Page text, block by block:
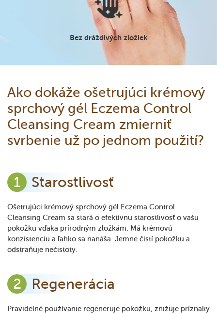
Bez dráždivých zložiek
Ako dokáže ošetrujúci krémový
sprchový gél Eczema Control
Cleansing Cream zmierniť
svrbenie už po jednom použití?
Starostlivosť
Ošetrujúci krémový sprchový gél Eczema Control
Cleansing Cream sa stará o efektívnu starostlivosť o vašu
pokožku vďaka prírodným zložkám. Má krémovú
konzistenciu a ľahko sa nanáša. Jemne čistí pokožku a
odstraňuje nečistoty.
Regenerácia
Pravidelné používanie regeneruje pokožku, znižuje príznaky